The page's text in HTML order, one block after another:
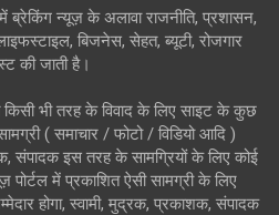
ब्रेकिंग न्यूज़ के अलावा राजनीति, प्रशासन,
बिजनेस, सेहत, ब्यूटी, रोजगार
की जाती है।
भी तरह के विवाद के लिए साइट के कुछ
( समाचार / फोटो / विडियो आदि )
संपादक इस तरह के सामग्रियों के लिए कोई
पोर्टल में प्रकाशित ऐसी सामग्री के लिए
होगा, स्वामी, मुद्रक, प्रकाशक, संपादक